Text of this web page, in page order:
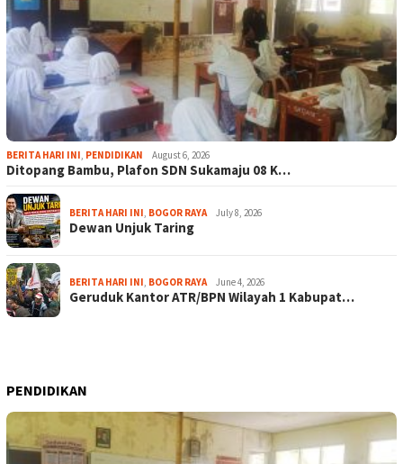
BERITA HARI INI PENDIDIKAN August 6, 2026
Ditopang Bambu, Plafon SDN Sukamaju 08 K…
BERITA HARI INI BOGOR RAYA July 8, 2026
Dewan Unjuk Taring
BERITA HARI INI BOGOR RAYA June 4, 2026
Geruduk Kantor ATR/BPN Wilayah 1 Kabupat…
PENDIDIKAN